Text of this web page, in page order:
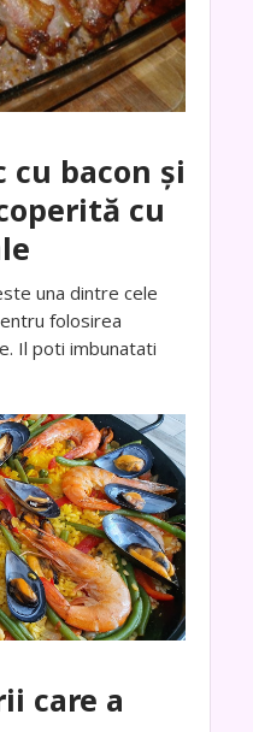
cu bacon și
cu
una dintre cele
folosirea
Il poti imbunatati
care a